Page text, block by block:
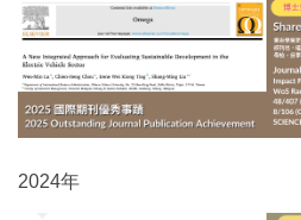
2024年